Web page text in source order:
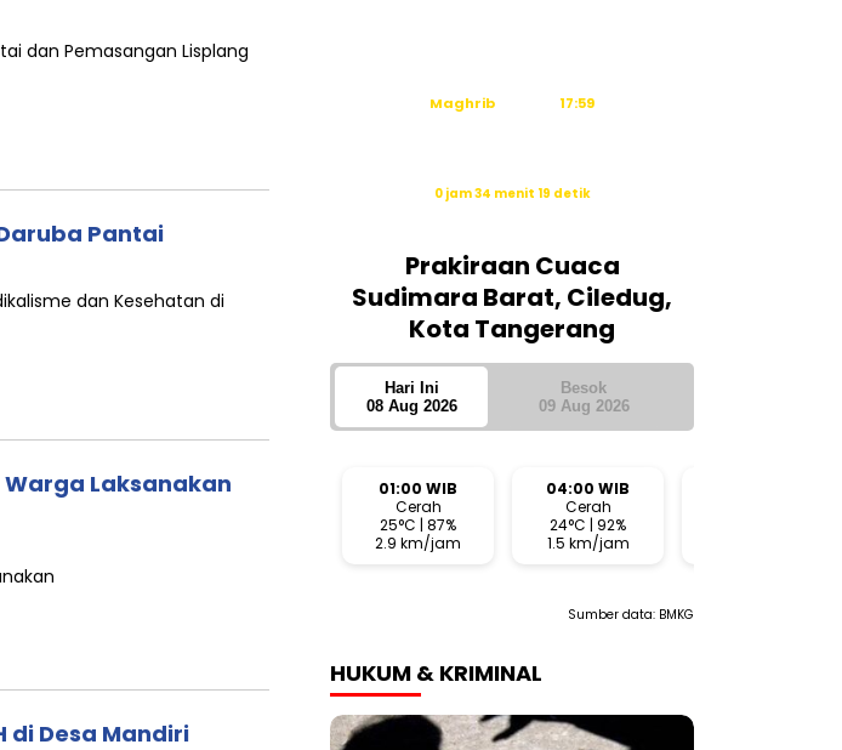
dan Pemasangan Lisplang
Pantai
dan Kesehatan di
Warga Laksanakan
di Desa Mandiri
Maghrib
17:59
0 jam 34 menit 18 detik
Prakiraan Cuaca
Sudimara Barat, Ciledug,
Kota Tangerang
Hari Ini
08 Aug 2026
Besok
09 Aug 2026
01:00 WIB
Cerah
25°C | 87%
2.9 km/jam
04:00 WIB
Cerah
24°C | 92%
1.5 km/jam
Sumber data: BMKG
HUKUM & KRIMINAL